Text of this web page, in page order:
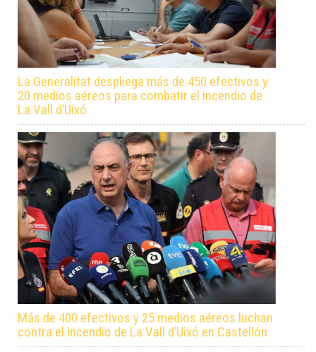
La Generalitat despliega más de 450 efectivos y
20 medios aéreos para combatir el incendio de
La Vall d’Uixó
Más de 400 efectivos y 25 medios aéreos luchan
contra el incendio de La Vall d’Uixó en Castellón